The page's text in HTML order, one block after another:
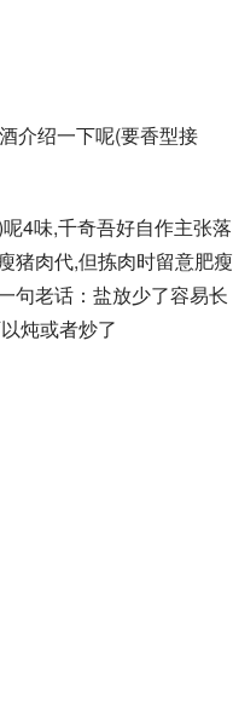
介绍一下呢(要香型接
4味,千奇吾好自作主张落
猪肉代,但拣肉时留意肥瘦
句老话：盐放少了容易长
炖或者炒了